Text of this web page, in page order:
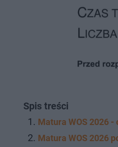
Spis treści
Matura WOS 2026 -
Matura WOS 2026